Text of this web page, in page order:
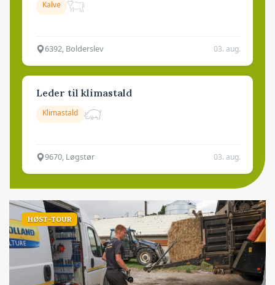
Kalve
6392, Bolderslev 03. aug.
Leder til klimastald
Klimastald
9670, Løgstør 03. aug.
HØST-TOUR